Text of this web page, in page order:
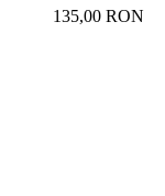
135,00 RON